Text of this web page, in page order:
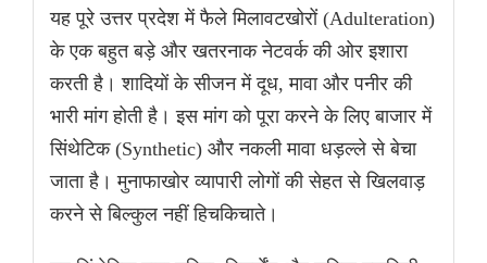
यह पूरे उत्तर प्रदेश में फैले मिलावटखोरों (Adulteration)
के एक बहुत बड़े और खतरनाक नेटवर्क की ओर इशारा
करती है। शादियों के सीजन में दूध, मावा और पनीर की
भारी मांग होती है। इस मांग को पूरा करने के लिए बाजार में
सिंथेटिक (Synthetic) और नकली मावा धड़ल्ले से बेचा
जाता है। मुनाफाखोर व्यापारी लोगों की सेहत से खिलवाड़
करने से बिल्कुल नहीं हिचकिचाते।